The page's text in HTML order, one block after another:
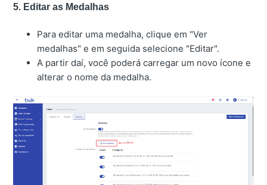
5. Editar as Medalhas
Para editar uma medalha, clique em "Ver
medalhas" e em seguida selecione "Editar".
A partir daí, você poderá carregar um novo ícone e
alterar o nome da medalha.